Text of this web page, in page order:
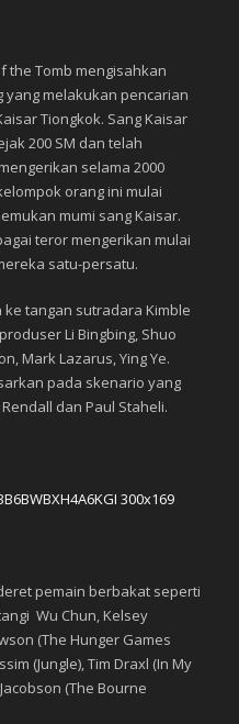
the Tomb mengisahkan
yang melakukan pencarian
Tiongkok. Sang Kaisar
200 SM dan telah
selama 2000
orang ini mulai
mumi sang Kaisar.
teror mengerikan mulai
satu-persatu.
ke tangan sutradara Kimble
Li Bingbing, Shuo
Mark Lazarus, Ying Ye.
pada skenario yang
dan Paul Staheli.
pemain berbakat seperti
Wu Chun, Kelsey
(The Hunger Games
(Jungle), Tim Draxl (In My
(The Bourne